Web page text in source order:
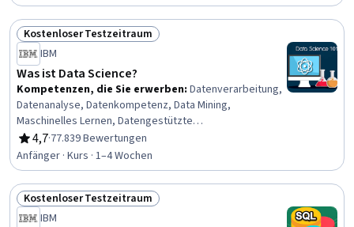
Status: Kostenloser Testzeitraum
Kostenloser Testzeitraum
IBM
Was ist Data Science?
Kompetenzen, die Sie erwerben: Datenverarbeitung,
Datenanalyse, Datenkompetenz, Data Mining,
Maschinelles Lernen, Datengestützte
Entscheidungsfindung, Große Daten, Datenwissenschaft,
Cloud Computing, Datenspeicherung, Digitale
Transformation, Tiefes Lernen
4,7
Bewertung, 4,7 von 5 Sternen
·77.839 Bewertungen
Anfänger · Kurs · 1–4 Wochen
Status: Kostenloser Testzeitraum
Kostenloser Testzeitraum
IBM